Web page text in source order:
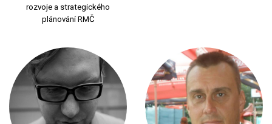
rozvoje a strategického
plánování RMČ